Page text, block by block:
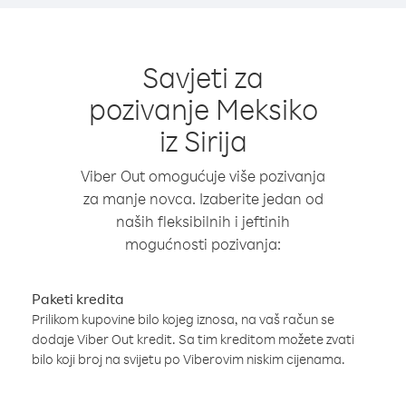
Savjeti za
pozivanje Meksiko
iz Sirija
Viber Out omogućuje više pozivanja
za manje novca. Izaberite jedan od
naših fleksibilnih i jeftinih
mogućnosti pozivanja:
Paketi kredita
Prilikom kupovine bilo kojeg iznosa, na vaš račun se
dodaje Viber Out kredit. Sa tim kreditom možete zvati
bilo koji broj na svijetu po Viberovim niskim cijenama.